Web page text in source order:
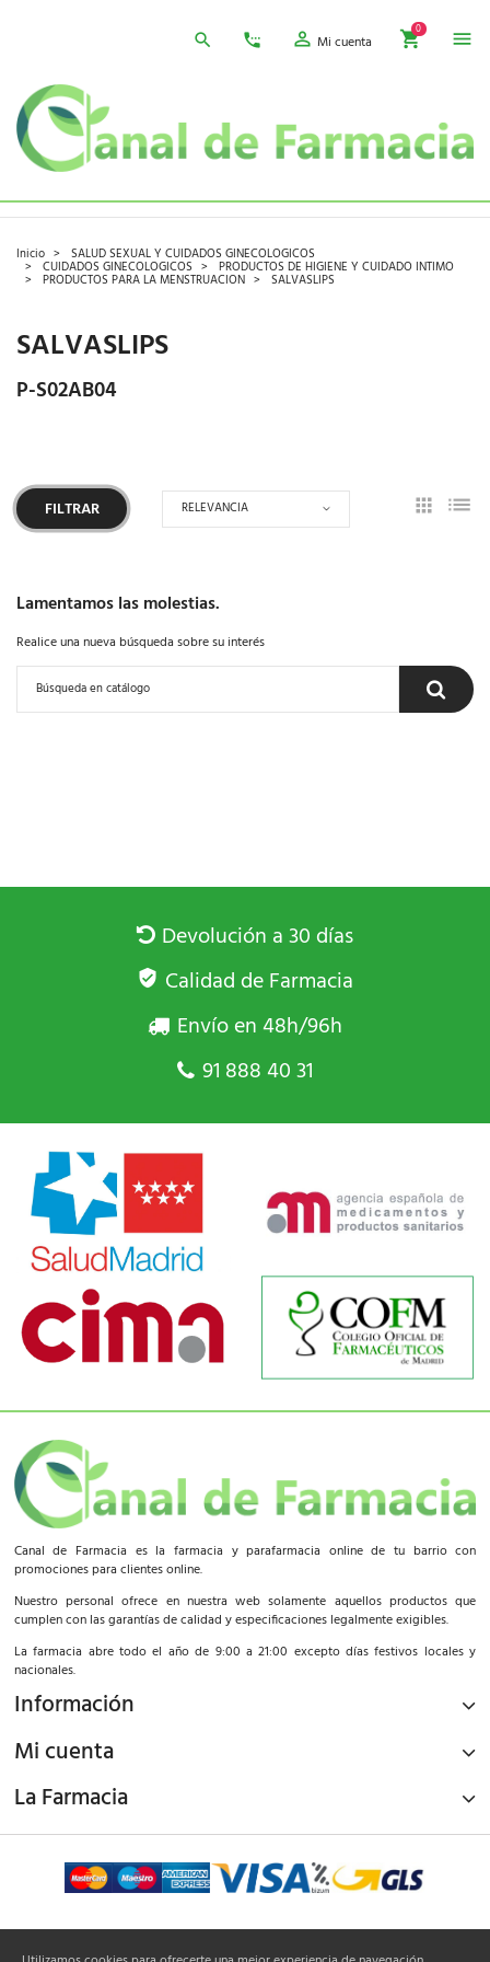
Mi cuenta
0
Inicio SALUD SEXUAL Y CUIDADOS GINECOLOGICOS
CUIDADOS GINECOLOGICOS PRODUCTOS DE HIGIENE Y CUIDADO INTIMO
PRODUCTOS PARA LA MENSTRUACION SALVASLIPS
SALVASLIPS
P-S02AB04
FILTRAR RELEVANCIA
Lamentamos las molestias.
Realice una nueva búsqueda sobre su interés
Devolución a 30 días
Calidad de Farmacia
Envío en 48h/96h
91 888 40 31
Canal de Farmacia es la farmacia y parafarmacia online de tu barrio con
promociones para clientes online.
Nuestro personal ofrece en nuestra web solamente aquellos productos que
cumplen con las garantías de calidad y especificaciones legalmente exigibles.
La farmacia abre todo el año de 9:00 a 21:00 excepto días festivos locales y
nacionales.
Información
Mi cuenta
La Farmacia